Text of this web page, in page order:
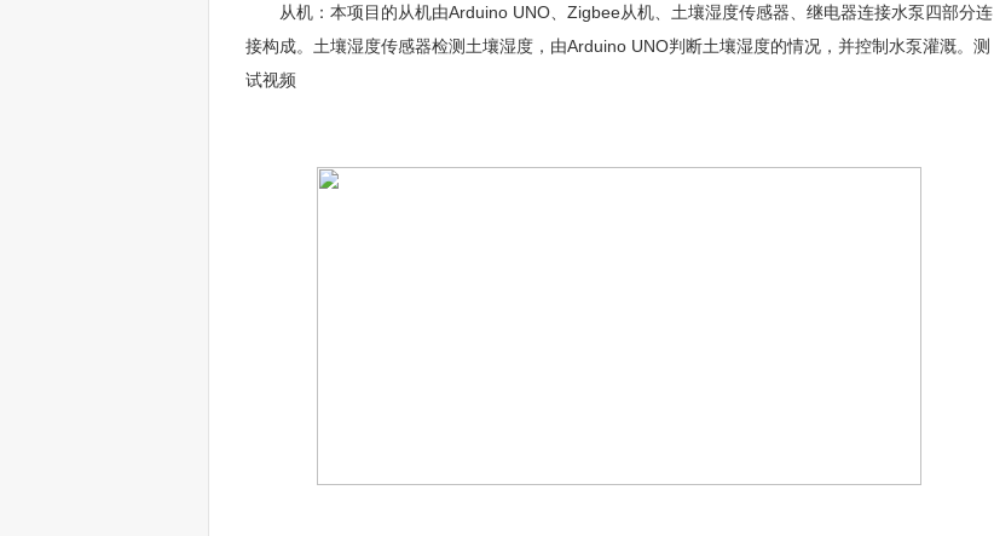
从机：本项目的从机由Arduino UNO、Zigbee从机、土壤湿度传感器、继电器连接水泵四部分连
接构成。土壤湿度传感器检测土壤湿度，由Arduino UNO判断土壤湿度的情况，并控制水泵灌溉。测
试视频